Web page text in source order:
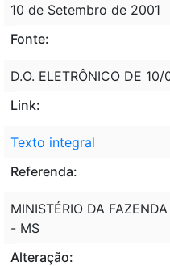
10 de Setembro de 2001
Fonte:
D.O. ELETRÔNICO DE
Link:
Texto integral
Referenda:
MINISTÉRIO DA
- MS
Alteração: